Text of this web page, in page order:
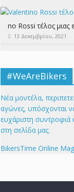
no Rossi τέλος μιας
13 Δεκεμβρίου, 2021
#WeAreBikers
Νέα μοντέλα,
αγώνες, υπόσχονται
ευχάριστη συντροφιά
στη σελίδα μας.
BikersTime Online